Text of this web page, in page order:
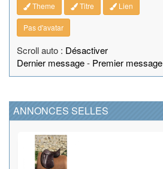
Theme Titre Lien
Pas d'avatar
Scroll auto : Désactiver
Dernier message- Premier message
ANNONCES SELLES